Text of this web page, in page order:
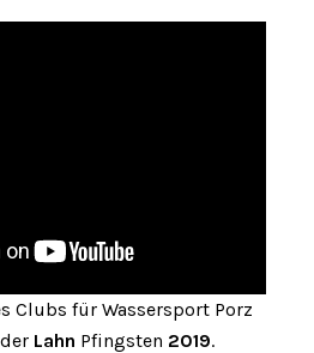
Clubs für Wassersport Porz
Lahn Pfingsten 2019.